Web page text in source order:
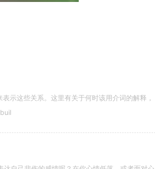
示这些关系。这里有关于何时该用介词的解释，